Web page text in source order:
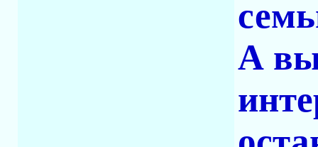
А вы